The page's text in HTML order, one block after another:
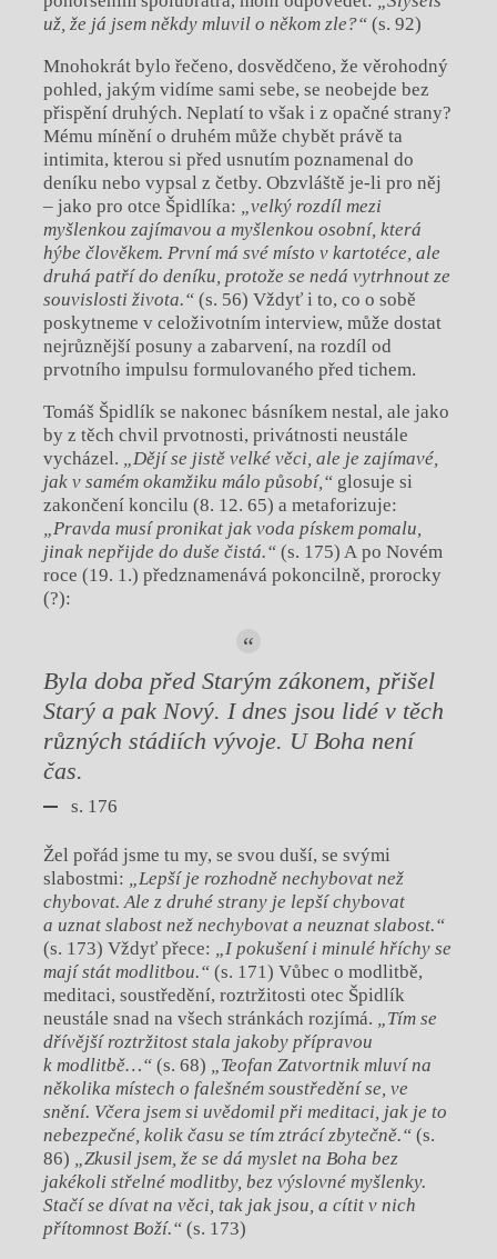
už, že já jsem někdy mluvil o někom zle?“ (s. 92)
Mnohokrát bylo řečeno, dosvědčeno, že věrohodný
pohled, jakým vidíme sami sebe, se neobejde bez
přispění druhých. Neplatí to však i z opačné strany?
Mému mínění o druhém může chybět právě ta
intimita, kterou si před usnutím poznamenal do
deníku nebo vypsal z četby. Obzvláště je-li pro něj
– jako pro otce Špidlíka:
„velký rozdíl mezi
myšlenkou zajímavou a myšlenkou osobní, která
hýbe člověkem. První má své místo v kartotéce, ale
druhá patří do deníku, protože se nedá vytrhnout ze
souvislosti života.“(s. 56) Vždyť i to, co o sobě
poskytneme v celoživotním interview, může dostat
nejrůznější posuny a zabarvení, na rozdíl od
prvotního impulsu formulovaného před tichem.
Tomáš Špidlík se nakonec básníkem nestal, ale jako
by z těch chvil prvotnosti, privátnosti neustále
vycházel.
„Dějí se jistě velké věci, ale je zajímavé,
jak v samém okamžiku málo působí,“glosuje si
zakončení koncilu (8. 12. 65) a metaforizuje:
„Pravda musí pronikat jak voda pískem pomalu,
jinak nepřijde do duše čistá.“ (s. 175) A po Novém
roce (19. 1.) předznamenává pokoncilně, prorocky
(?):
Byla doba před Starým zákonem, přišel
Starý a pak Nový. I dnes jsou lidé v těch
různých stádiích vývoje. U Boha není
čas.
s. 176
Žel pořád jsme tu my, se svou duší, se svými
slabostmi: „Lepší je rozhodně nechybovat než
chybovat. Ale z druhé strany je lepší chybovat
a uznat slabost než nechybovat a neuznat slabost.“
(s. 173) Vždyť přece: „I pokušení i minulé hříchy se
mají stát modlitbou.“(s. 171) Vůbec o modlitbě,
meditaci, soustředění, roztržitosti otec Špidlík
neustále snad na všech stránkách rozjímá. „Tím se
dřívější roztržitost stala jakoby přípravou
k modlitbě…“(s. 68) „Teofan Zatvortnik mluví na
několika místech o falešném soustředění se, ve
snění. Včera jsem si uvědomil při meditaci, jak je to
nebezpečné, kolik času se tím ztrácí zbytečně.“(s.
86) „Zkusil jsem, že se dá myslet na Boha bez
jakékoli střelné modlitby, bez výslovné myšlenky.
Stačí se dívat na věci, tak jak jsou, a cítit v nich
přítomnost Boží.“ (s. 173)